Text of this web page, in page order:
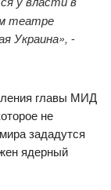
театре
Украина», -
главы МИД
не
зададутся
ядерный